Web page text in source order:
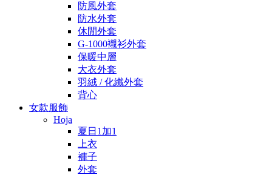
防風外套
防水外套
休閒外套
G-1000襯衫外套
保暖中層
大衣外套
羽絨 / 化纖外套
背心
女款服飾
Hoja
夏日1加1
上衣
褲子
外套